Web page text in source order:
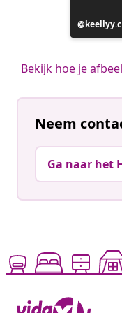
Bericht
keellyy.c
Bekijk hoe je
Neem
Ga naar het